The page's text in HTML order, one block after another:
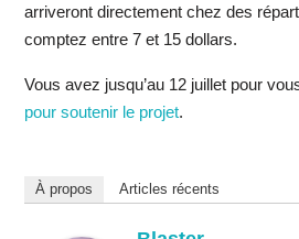
arriveront directement chez des
comptez entre 7 et 15 dollars.
Vous avez jusqu’au 12 juillet pour
pour soutenir le projet.
À propos Articles récents